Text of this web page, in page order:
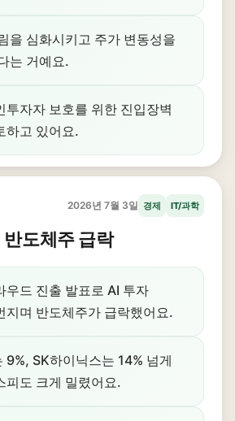
을 심화시키고 주가 변동성을
는 거예요.
투자자 보호를 위한 진입장벽
하고 있어요.
2026년 7월 3일 경제 IT/과학
도체주 급락
우드 진출 발표로 AI 투자
지며 반도체주가 급락했어요.
9%, SK하이닉스는 14% 넘게
피도 크게 밀렸어요.